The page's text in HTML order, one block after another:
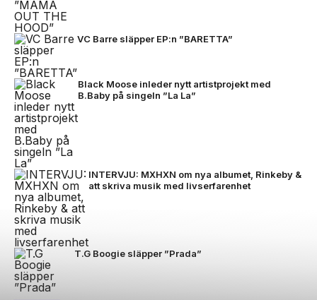
VC Barre släpper EP:n ”BARETTA”
Black Moose inleder nytt artistprojekt med
B.Baby på singeln ”La La”
INTERVJU: MXHXN om nya albumet, Rinkeby &
att skriva musik med livserfarenhet
T.G Boogie släpper ”Prada”